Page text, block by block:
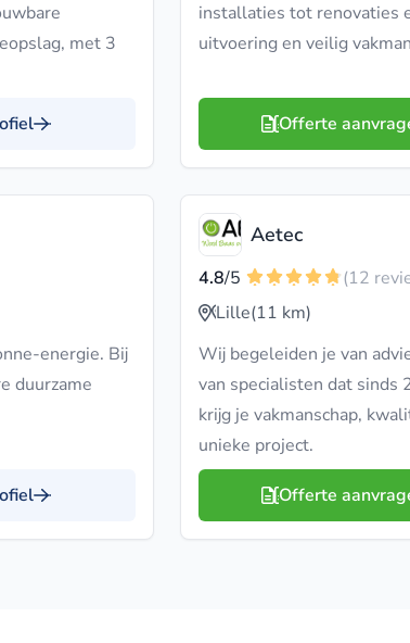
met 3
installaties tot renovaties
uitvoering en veilig
Offerte
energie. Bij
duurzame
Aetec
4.8/5
(12
Lille(11 km)
Wij begeleiden je van
van specialisten dat
krijg je vakmanschap,
unieke project.
Offerte